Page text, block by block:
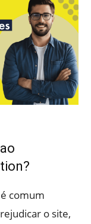
comum
o site,